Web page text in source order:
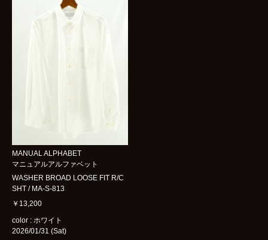
MANUAL ALPHABET
マニュアルアルファベット
WASHER BROAD LOOSE FIT R/C
SHT / MA-S-813
￥13,200
color : ホワイト
2026/01/31 (Sat)